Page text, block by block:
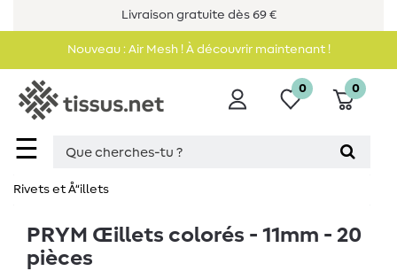
Livraison gratuite dès 69 €
Nouveau : Air Mesh ! À découvrir maintenant !
☰
0 0
Rivets et Å“illets
PRYM Œillets colorés - 11mm - 20
pièces